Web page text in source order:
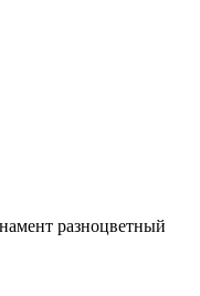
разноцветный